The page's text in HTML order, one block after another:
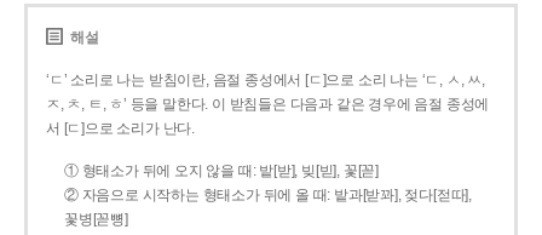
해설
‘ㄷ’ 소리로 나는 받침이란, 음절 종성에서 [ㄷ]으로 소리 나는 ‘ㄷ, ㅅ, ㅆ,
ㅈ, ㅊ, ㅌ, ㅎ’ 등을 말한다. 이 받침들은 다음과 같은 경우에 음절 종성에
서 [ㄷ]으로 소리가 난다.
① 형태소가 뒤에 오지 않을 때: 밭[받], 빚[빋], 꽃[꼳]
② 자음으로 시작하는 형태소가 뒤에 올 때: 밭과[받꽈], 젖다[젇따],
꽃병[꼳뼝]